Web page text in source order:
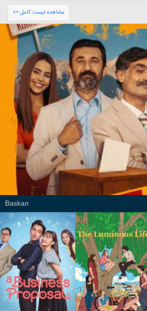
مشاهده لیست کامل >>
Baskan